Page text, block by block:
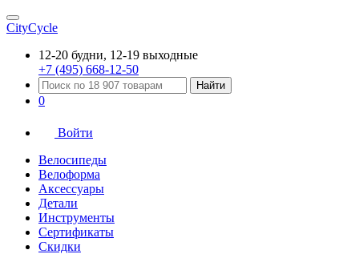
CityCycle
12-20 будни, 12-19 выходные
+7 (495) 668-12-50
Найти
0
Войти
Велосипеды
Велоформа
Аксессуары
Детали
Инструменты
Сертификаты
Скидки